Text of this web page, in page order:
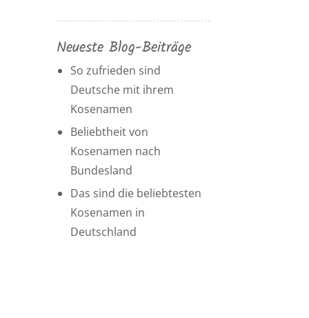
Neueste Blog-Beiträge
So zufrieden sind
Deutsche mit ihrem
Kosenamen
Beliebtheit von
Kosenamen nach
Bundesland
Das sind die beliebtesten
Kosenamen in
Deutschland